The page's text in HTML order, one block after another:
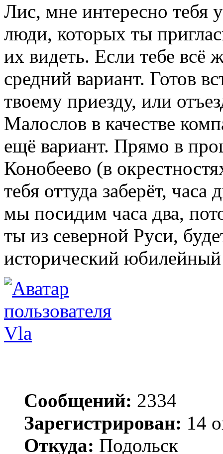
Лис, мне интересно тебя
люди, которых ты
их видеть. Если тебе всё
средний вариант. Готов
твоему приезду, или
Малослов в качестве
ещё вариант. Прямо в
Конобеево (в
тебя оттуда заберёт,
мы посидим часа два,
ты из северной Руси,
исторический
Vla
Сообщений: 2334
Зарегистрирован: 14
Откуда: Подольск